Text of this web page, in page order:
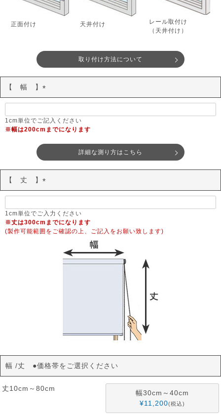
正面付け 天井付け
レール取付け
（天井付け）
取り付け方法について
【 幅 】
(
須
)
1cm単位でご記入ください
※幅は200cmまでになります
詳細な測り方はこちら
【 丈 】
(
須
)
1cm単位でご入力ください
※丈は300cmまでになります
(製作可能範囲をご確認の上、ご記入をお願い致します)
幅 丈 ●価格帯をご選択ください
丈10cm～80cm
幅30cm～40cm
¥11,200 税込